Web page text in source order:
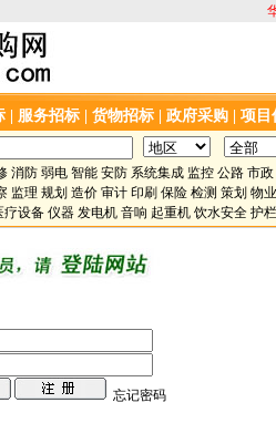
服务招标 货物招标 政府采购 项目
消防 弱电 智能 安防 系统集成 监控 公路 市政
监理 规划 造价 审计 印刷 保险 检测 策划 物业
疗设备 仪器 发电机 音响 起重机 饮水安全 护栏
忘记密码